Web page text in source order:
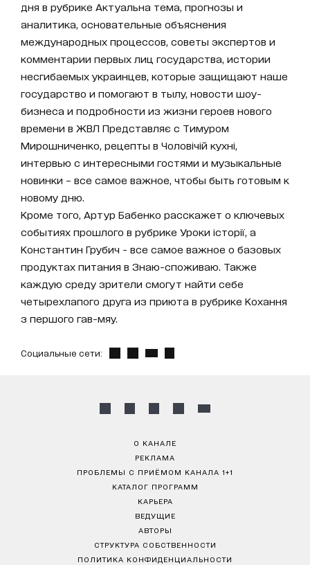
дня в рубрике Актуальна тема, прогнозы и
аналитика, основательные объяснения
международных процессов, советы экспертов и
комментарии первых лиц государства, истории
несгибаемых украинцев, которые защищают наше
государство и помогают в тылу, новости шоу-
бизнеса и подробности из жизни героев нового
времени в ЖВЛ Представляє с Тимуром
Мирошниченко, рецепты в Чоловічій кухні,
интервью с интересными гостями и музыкальные
новинки – все самое важное, чтобы быть готовым к
новому дню.
Кроме того, Артур Бабенко расскажет о ключевых
событиях прошлого в рубрике Уроки історії, а
Константин Грубич - все самое важное о базовых
продуктах питания в Знаю-споживаю. Также
каждую среду зрители смогут найти себе
четырехлапого друга из приюта в рубрике Кохання
з першого гав-мяу.
Социальные сети:
О КАНАЛЕ
РЕКЛАМА
ПРОБЛЕМЫ С ПРИЁМОМ КАНАЛА 1+1
КАТАЛОГ ПРОГРАММ
КАРЬЕРА
ВЕДУЩИЕ
АВТОРЫ
СТРУКТУРА СОБСТВЕННОСТИ
ПОЛИТИКА КОНФИДЕНЦИАЛЬНОСТИ